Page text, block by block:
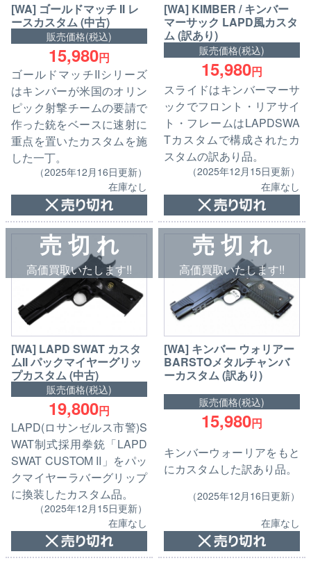
[WA] ゴールドマッチ II レ
ースカスタム (中古)
販売価格(税込)
15,980円
ゴールドマッチIIシリーズ
はキンバーが米国のオリン
ピック射撃チームの要請で
作った銃をベースに速射に
重点を置いたカスタムを施
した一丁。
（2025年12月16日更新）
在庫なし
[WA] KIMBER / キンバー
マーサック LAPD風カスタ
ム (訳あり)
販売価格(税込)
15,980円
スライドはキンバーマーサ
ックでフロント・リアサイ
ト・フレームはLAPDSWA
Tカスタムで構成されたカ
スタムの訳あり品。
（2025年12月15日更新）
在庫なし
売 切 れ
高価買取いたします!!
[WA] LAPD SWAT カスタ
ムII パックマイヤーグリッ
プカスタム (中古)
販売価格(税込)
19,800円
LAPD(ロサンゼルス市警)S
WAT制式採用拳銃「LAPD
SWAT CUSTOM II」をパッ
クマイヤーラバーグリップ
に換装したカスタム品。
（2025年12月15日更新）
在庫なし
売 切 れ
高価買取いたします!!
[WA] キンバー ウォリアー
BARSTOメタルチャンバ
ーカスタム (訳あり)
販売価格(税込)
15,980円
キンバーウォーリアをもと
にカスタムした訳あり品。
（2025年12月16日更新）
在庫なし